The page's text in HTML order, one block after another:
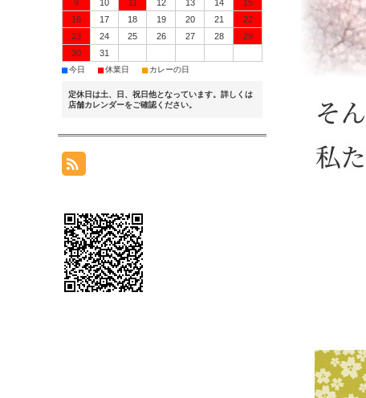
9
10 11 12 13 14
15
16
17 18 19 20 21
22
23
24 25 26 27 28
29
30
31
■今日 ■休業日 ■ カレーの日
定休日は土、日、祝日他となっています。詳しくは
店舗カレンダーをご確認ください。